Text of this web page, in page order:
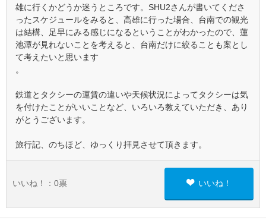
雄に行くかどうか迷うところです。SHU2さんが書いてくださ
ったスケジュールをみると、高雄に行った場合、台南での観光
は結構、足早にみる感じになるということがわかったので、蓮
池潭が見れないことを考えると、台南だけに絞ることも案とし
て考えたいと思います
。
鉄道とタクシーの運賃の違いや天候状況によってタクシーは気
を付けたことがいいことなど、いろいろ教えていただき、あり
がとうございます。
旅行記、のちほど、ゆっくり拝見させて頂きます。
いいね！： 0票 いいね！